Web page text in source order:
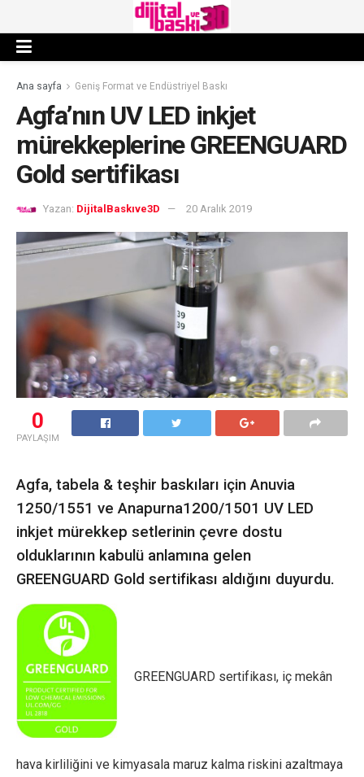
Ana sayfa Geniş Format ve Endüstriyel Baskı
Agfa’nın UV LED inkjet
mürekkeplerine GREENGUARD
Gold sertifikası
Yazan: DijitalBaskıve3D 20 Aralık 2019
0
PAYLAŞIM
Agfa, tabela & teşhir baskıları için Anuvia
1250/1551 ve Anapurna1200/1501 UV LED
inkjet mürekkep setlerinin çevre dostu
olduklarının kabulü anlamına gelen
GREENGUARD Gold sertifikası aldığını duyurdu.
GREENGUARD sertifikası, iç mekân
hava kirliliğini ve kimyasala maruz kalma riskini azaltmaya